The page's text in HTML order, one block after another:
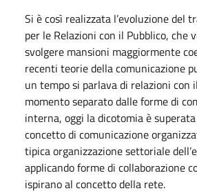
Si è così realizzata l’evoluzione del
per le Relazioni con il Pubblico, che
svolgere mansioni maggiormente
recenti teorie della comunicazione
un tempo si parlava di relazioni con
momento separato dalle forme di
interna, oggi la dicotomia è
concetto di comunicazione
tipica organizzazione settoriale
applicando forme di collaborazione
ispirano al concetto della rete.